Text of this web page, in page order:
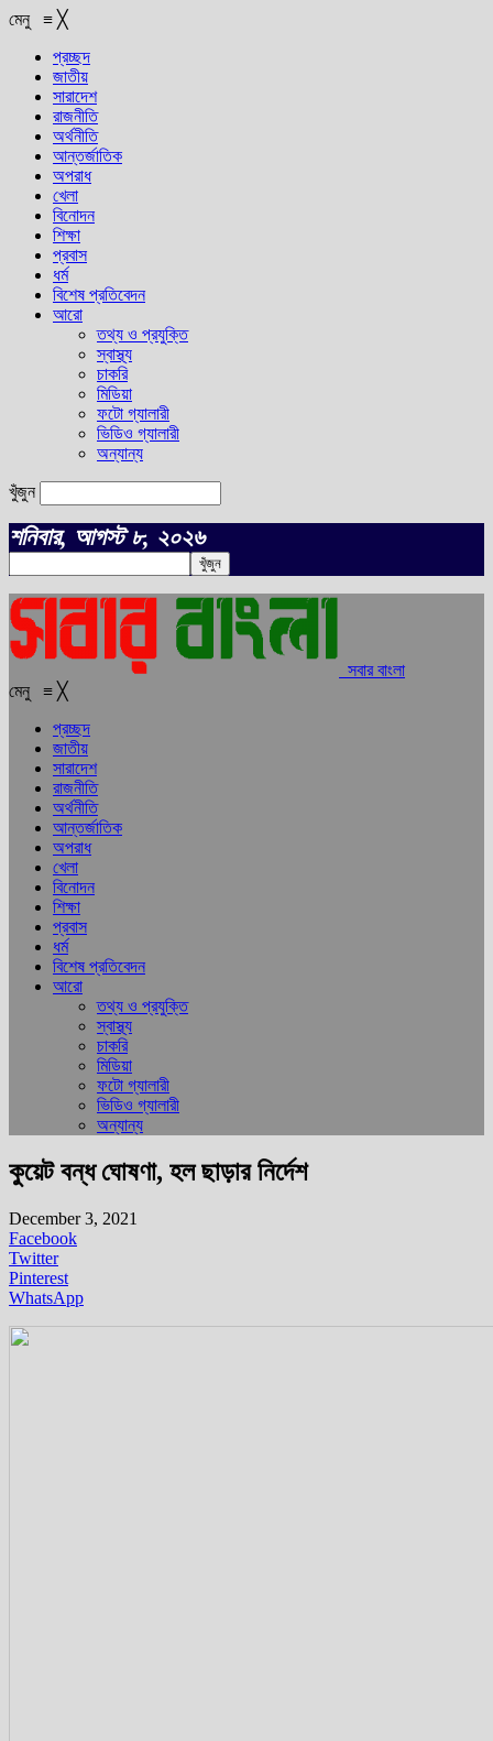
মেনু ≡ ╳
প্রচ্ছদ
জাতীয়
সারাদেশ
রাজনীতি
অর্থনীতি
আন্তর্জাতিক
অপরাধ
খেলা
বিনোদন
শিক্ষা
প্রবাস
ধর্ম
বিশেষ প্রতিবেদন
আরো
তথ্য ও প্রযুক্তি
স্বাস্থ্য
চাকরি
মিডিয়া
ফটো গ্যালারী
ভিডিও গ্যালারী
অন্যান্য
খুঁজুন
শনিবার, আগস্ট ৮, ২০২৬
সবার বাংলা
মেনু ≡ ╳
প্রচ্ছদ
জাতীয়
সারাদেশ
রাজনীতি
অর্থনীতি
আন্তর্জাতিক
অপরাধ
খেলা
বিনোদন
শিক্ষা
প্রবাস
ধর্ম
বিশেষ প্রতিবেদন
আরো
তথ্য ও প্রযুক্তি
স্বাস্থ্য
চাকরি
মিডিয়া
ফটো গ্যালারী
ভিডিও গ্যালারী
অন্যান্য
কুয়েট বন্ধ ঘোষণা, হল ছাড়ার নির্দেশ
December 3, 2021
Facebook
Twitter
Pinterest
WhatsApp